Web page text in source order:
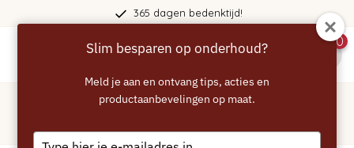
365 dagen bedenktijd!
0
/jura
Slim besparen op onderhoud?
Meld je aan en ontvang tips, acties en
productaanbevelingen op maat.
Type